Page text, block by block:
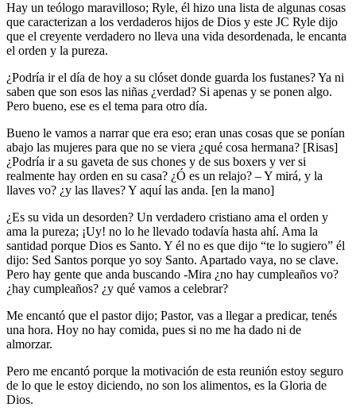
Hay un teólogo maravilloso; Ryle, él hizo una lista de algunas cosas
que caracterizan a los verdaderos hijos de Dios y este JC Ryle dijo
que el creyente verdadero no lleva una vida desordenada, le encanta
el orden y la pureza.
¿Podría ir el día de hoy a su clóset donde guarda los fustanes? Ya ni
saben que son esos las niñas ¿verdad? Si apenas y se ponen algo.
Pero bueno, ese es el tema para otro día.
Bueno le vamos a narrar que era eso; eran unas cosas que se ponían
abajo las mujeres para que no se viera ¿qué cosa hermana? [Risas]
¿Podría ir a su gaveta de sus chones y de sus boxers y ver si
realmente hay orden en su casa? ¿Ó es un relajo? – Y mirá, y la
llaves vo? ¿y las llaves? Y aquí las anda. [en la mano]
¿Es su vida un desorden? Un verdadero cristiano ama el orden y
ama la pureza; ¡Uy! no lo he llevado todavía hasta ahí. Ama la
santidad porque Dios es Santo. Y él no es que dijo “te lo sugiero” él
dijo: Sed Santos porque yo soy Santo. Apartado vaya, no se clave.
Pero hay gente que anda buscando -Mira ¿no hay cumpleaños vo?
¿hay cumpleaños? ¿y qué vamos a celebrar?
Me encantó que el pastor dijo; Pastor, vas a llegar a predicar, tenés
una hora. Hoy no hay comida, pues si no me ha dado ni de
almorzar.
Pero me encantó porque la motivación de esta reunión estoy seguro
de lo que le estoy diciendo, no son los alimentos, es la Gloria de
Dios.